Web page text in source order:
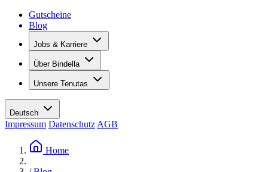
Weinwissen
Gipsen
Malern
Gutscheine
Blog
Jobs & Karriere
Übersicht
Offene Stellen
Ihre Vorteile
Werte
Über Bindella
Geschichte
Les Moby Dicks
Kontakte
Nachhaltigkeit
Unsere Tenutas
Deutsch
Impressum Datenschutz AGB
Home